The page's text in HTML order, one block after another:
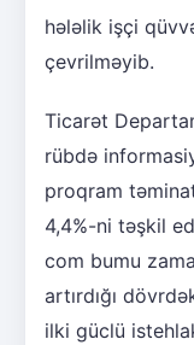
hələlik işçi
çevrilməyib.
Ticarət
rübdə
proqram
4,4%-ni təşkil
com bumu
artırdığı
ilki güclü